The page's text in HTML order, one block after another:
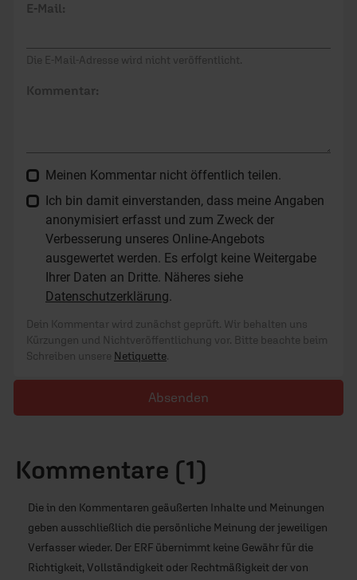
E-Mail:
Die E-Mail-Adresse wird nicht veröffentlicht.
Kommentar:
Meinen Kommentar nicht öffentlich teilen.
Ich bin damit einverstanden, dass meine Angaben
anonymisiert erfasst und zum Zweck der
Verbesserung unseres Online-Angebots
ausgewertet werden. Es erfolgt keine Weitergabe
Ihrer Daten an Dritte. Näheres siehe
Datenschutzerklärung.
Dein Kommentar wird zunächst geprüft. Wir behalten uns
Kürzungen und Nichtveröffentlichung vor. Bitte beachte beim
Schreiben unsere Netiquette.
Absenden
Kommentare (1)
Die in den Kommentaren geäußerten Inhalte und Meinungen
geben ausschließlich die persönliche Meinung der jeweiligen
Verfasser wieder. Der ERF übernimmt keine Gewähr für die
Richtigkeit, Vollständigkeit oder Rechtmäßigkeit der von